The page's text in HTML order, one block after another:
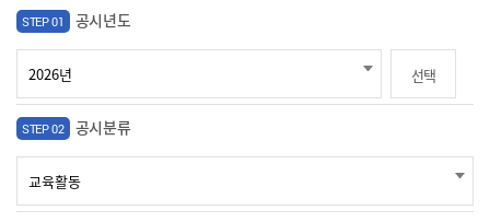
STEP 01 공시년도
선택
STEP 02 공시분류